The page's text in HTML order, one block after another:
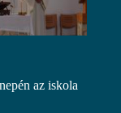
az iskola